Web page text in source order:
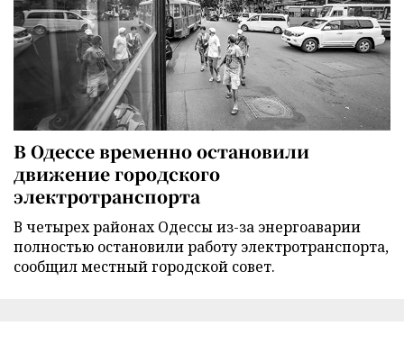
В Одессе временно остановили
движение городского
электротранспорта
В четырех районах Одессы из-за энергоаварии
полностью остановили работу электротранспорта,
сообщил местный городской совет.